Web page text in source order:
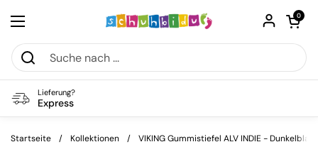
Menü öffnen
Warenkorb
0
Lieferung?
Express
Startseite / Kollektionen / VIKING Gummistiefel ALV INDIE - Dunkelblau